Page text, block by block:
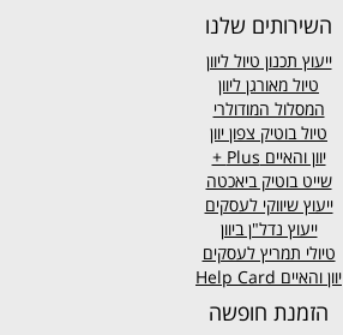
השירותים שלנו
ייעוץ תכנון טיול ליוון
טיול מאורגן ליוון
המסלול המודולרי
טיול בוטיק צפון יוון
יוון והאיים Plus +
שייט בוטיק ביאכטה
ייעוץ שיווקי לעסקים
ייעוץ נדל"ן ביוון
טיולי תמריץ לעסקים
יוון והאיים Help Card
הזמנת חופשה